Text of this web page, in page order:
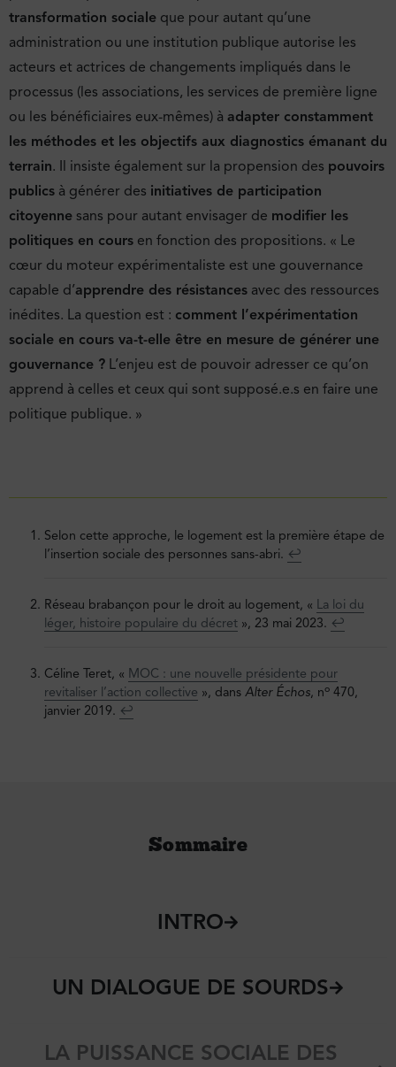
transformation sociale que pour autant qu’une
administration ou une institution publique autorise les
acteurs et actrices de changements impliqués dans le
processus (les associations, les services de première ligne
ou les bénéficiaires eux-mêmes) à adapter constamment
les méthodes et les objectifs aux diagnostics émanant du
terrain. Il insiste également sur la propension des pouvoirs
publics à générer des initiatives de participation
citoyenne sans pour autant envisager de modifier les
politiques en cours en fonction des propositions. « Le
cœur du moteur expérimentaliste est une gouvernance
capable d’apprendre des résistances avec des ressources
inédites. La question est : comment l’expérimentation
sociale en cours va-t-elle être en mesure de générer une
gouvernance ? L’enjeu est de pouvoir adresser ce qu’on
apprend à celles et ceux qui sont supposé.e.s en faire une
politique publique. »
Selon cette approche, le logement est la première étape de
l’insertion sociale des personnes sans-abri. ↩︎
Réseau brabançon pour le droit au logement, « La loi du
léger, histoire populaire du décret », 23 mai 2023. ↩︎
Céline Teret, « MOC : une nouvelle présidente pour
revitaliser l’action collective », dans Alter Échos, no 470,
janvier 2019. ↩︎
Sommaire
INTRO
UN DIALOGUE DE SOURDS
LA PUISSANCE SOCIALE DES